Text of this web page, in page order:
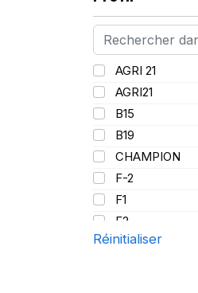
AGRI 21
AGRI21
B15
B19
CHAMPION
F-2
F1
F2
F150
Réinitialiser